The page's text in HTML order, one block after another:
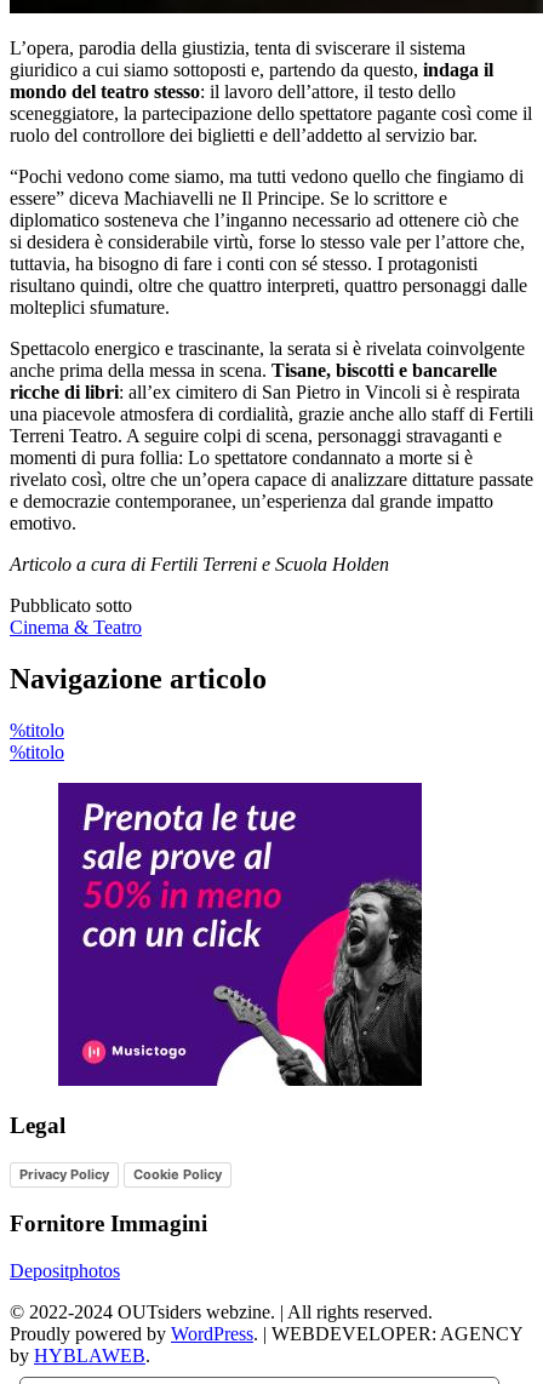
L’opera, parodia della giustizia, tenta di sviscerare il sistema
giuridico a cui siamo sottoposti e, partendo da questo, indaga il
mondo del teatro stesso: il lavoro dell’attore, il testo dello
sceneggiatore, la partecipazione dello spettatore pagante così come il
ruolo del controllore dei biglietti e dell’addetto al servizio bar.
“Pochi vedono come siamo, ma tutti vedono quello che fingiamo di
essere” diceva Machiavelli ne Il Principe. Se lo scrittore e
diplomatico sosteneva che l’inganno necessario ad ottenere ciò che
si desidera è considerabile virtù, forse lo stesso vale per l’attore che,
tuttavia, ha bisogno di fare i conti con sé stesso. I protagonisti
risultano quindi, oltre che quattro interpreti, quattro personaggi dalle
molteplici sfumature.
Spettacolo energico e trascinante, la serata si è rivelata coinvolgente
anche prima della messa in scena. Tisane, biscotti e bancarelle
ricche di libri: all’ex cimitero di San Pietro in Vincoli si è respirata
una piacevole atmosfera di cordialità, grazie anche allo staff di Fertili
Terreni Teatro. A seguire colpi di scena, personaggi stravaganti e
momenti di pura follia: Lo spettatore condannato a morte si è
rivelato così, oltre che un’opera capace di analizzare dittature passate
e democrazie contemporanee, un’esperienza dal grande impatto
emotivo.
Articolo a cura di Fertili Terreni e Scuola Holden
Pubblicato sotto
Cinema & Teatro
Navigazione articolo
%titolo
%titolo
Legal
Privacy Policy Cookie Policy
Fornitore Immagini
Depositphotos
© 2022-2024 OUTsiders webzine. | All rights reserved.
Proudly powered by WordPress. | WEBDEVELOPER: AGENCY
by HYBLAWEB.